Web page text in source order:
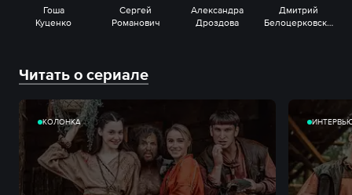
Гоша
Куценко
Сергей
Романович
Александра
Дроздова
Дмитрий
Белоцерковский
Читать о сериале
КОЛОНКА